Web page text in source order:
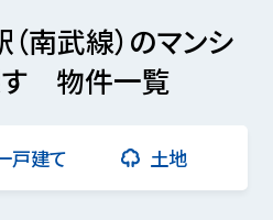
南武線）のマンシ
す 物件一覧
戸建て 土地